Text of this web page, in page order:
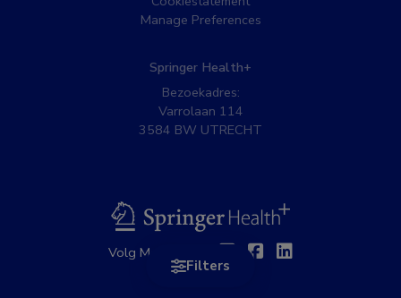
Filters
Manage Preferences
Springer Health+
Bezoekadres:
Varrolaan 114
3584 BW UTRECHT
BSL
Volg MedNet op: TwitterFacebook
Linkedin